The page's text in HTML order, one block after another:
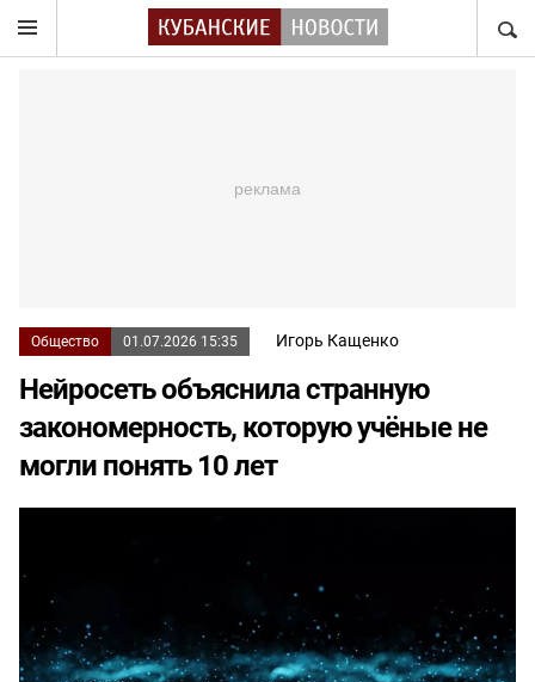
Общество 01.07.2026 15:35 Игорь Кащенко
Нейросеть объяснила странную
закономерность, которую учёные не
могли понять 10 лет